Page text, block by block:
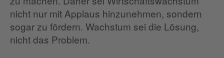
nicht nur mit Applaus hinzunehmen, sondern
sogar zu fördern. Wachstum sei die Lösung,
nicht das Problem.